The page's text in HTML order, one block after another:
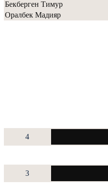
Бекберген Тимур
Оралбек Мадияр
4
3